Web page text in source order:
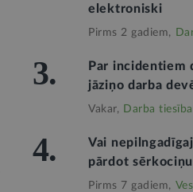
elektroniski
Pirms 2 gadiem,
3.
Par incidentiem
jāziņo darba
Vakar, Darba
4.
Vai
pārdot
Pirms 7 gadiem,